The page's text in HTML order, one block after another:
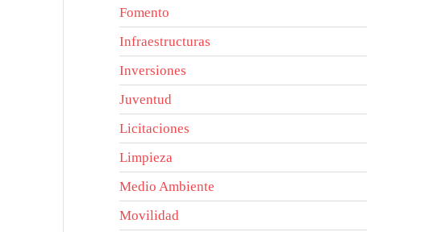
Fomento
Infraestructuras
Inversiones
Juventud
Licitaciones
Limpieza
Medio Ambiente
Movilidad